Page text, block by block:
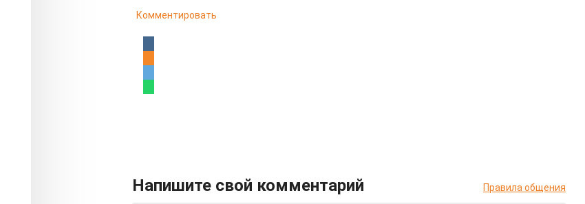
Комментировать
Напишите свой комментарий Правила общения